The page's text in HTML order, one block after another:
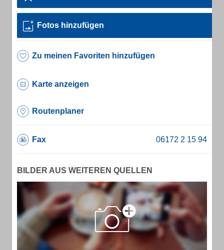
Fotos hinzufügen
Zu meinen Favoriten hinzufügen
Karte anzeigen
Routenplaner
Fax
BILDER AUS WEITEREN QUELLEN